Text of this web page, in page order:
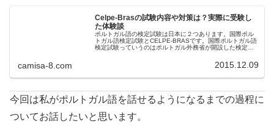
Celpe-Brasの試験内容や対策は？実際に受験し
た体験談
ポルトガル語の検定試験は日本に２つあります。国際ポル
トガル語検定試験とCELPE-BRASです。国際ポルトガル語
検定試験っていうのはポルトガル外務省が開設した検定
camisa-8.com 2015.12.09
今回は私がポルトガル語を話せるようになるまでの過程に
ついてお話したいと思います。